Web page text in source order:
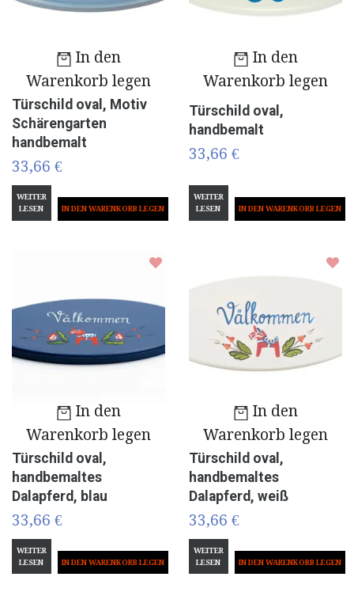
In den
Warenkorb legen
Türschild oval, Motiv
Schärengarten
handbemalt
33,66 €
WEITER
LESEN
In den
Warenkorb legen
Türschild oval,
handbemalt
33,66 €
WEITER
LESEN
In den
Warenkorb legen
Türschild oval,
handbemaltes
Dalapferd, blau
33,66 €
WEITER
LESEN
In den
Warenkorb legen
Türschild oval,
handbemaltes
Dalapferd, weiß
33,66 €
WEITER
LESEN